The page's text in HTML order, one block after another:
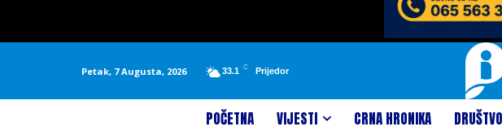
Petak, 7 Augusta, 2026 33.1 C Prijedor
POČETNA VIJESTI CRNA HRONIKA DRUŠTVO